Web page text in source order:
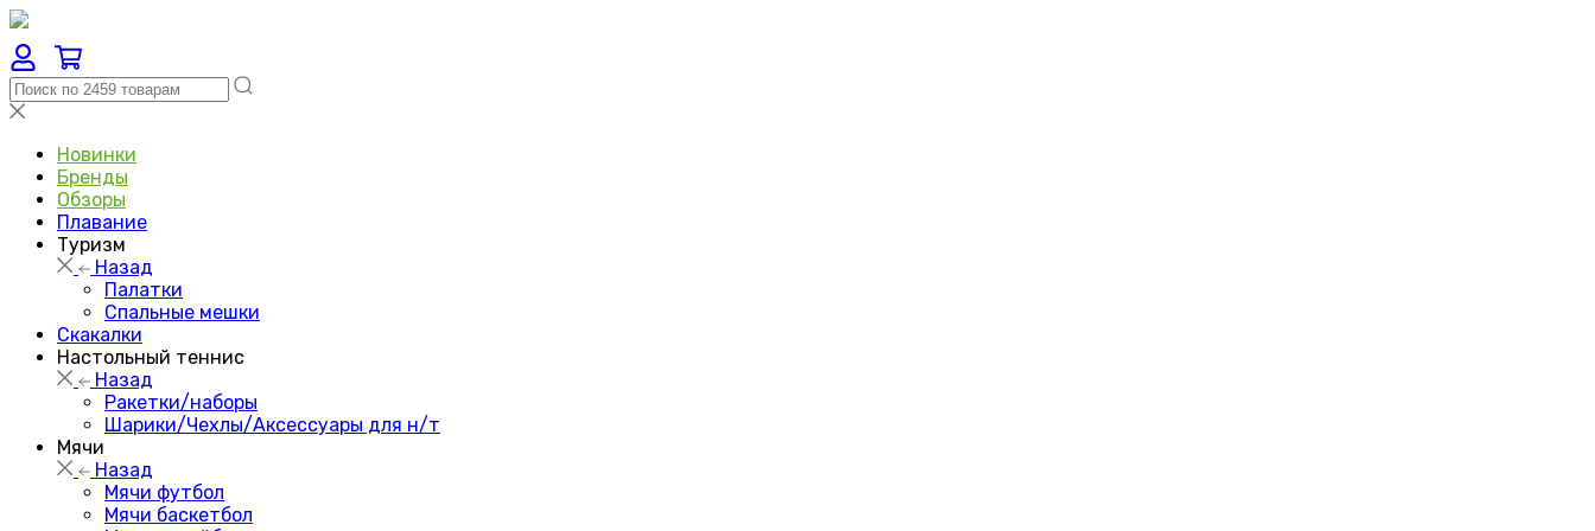
Новинки
Бренды
Обзоры
Плавание
Туризм
Назад
Палатки
Спальные мешки
Скакалки
Настольный теннис
Назад
Ракетки/наборы
Шарики/Чехлы/Аксессуары для н/т
Мячи
Назад
Мячи футбол
Мячи баскетбол